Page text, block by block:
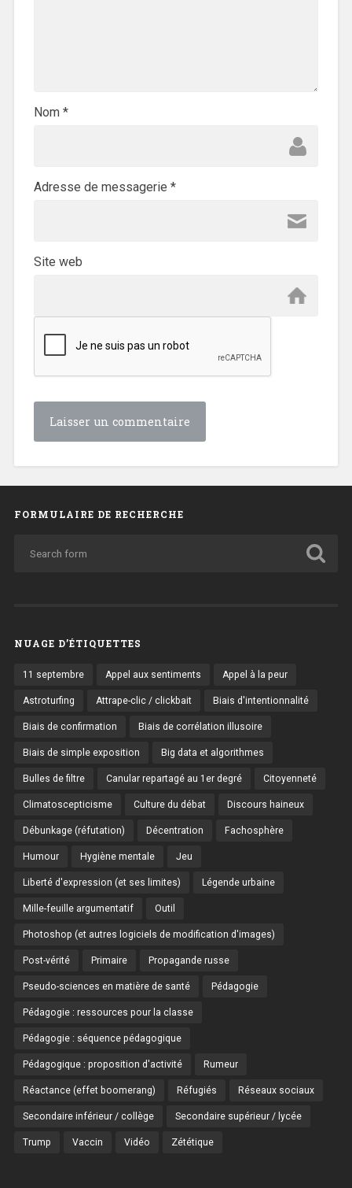
Nom *
Adresse de messagerie *
Site web
FORMULAIRE DE RECHERCHE
NUAGE D’ÉTIQUETTES
11 septembre Appel aux sentiments Appel à la peur
Astroturfing Attrape-clic / clickbait Biais d'intentionnalité
Biais de confirmation Biais de corrélation illusoire
Biais de simple exposition Big data et algorithmes
Bulles de filtre Canular repartagé au 1er degré Citoyenneté
Climatoscepticisme Culture du débat Discours haineux
Débunkage (réfutation) Décentration Fachosphère
Humour Hygiène mentale Jeu
Liberté d'expression (et ses limites) Légende urbaine
Mille-feuille argumentatif Outil
Photoshop (et autres logiciels de modification d'images)
Post-vérité Primaire Propagande russe
Pseudo-sciences en matière de santé Pédagogie
Pédagogie : ressources pour la classe
Pédagogie : séquence pédagogique
Pédagogique : proposition d'activité Rumeur
Réactance (effet boomerang) Réfugiés Réseaux sociaux
Secondaire inférieur / collège Secondaire supérieur / lycée
Trump Vaccin Vidéo Zététique